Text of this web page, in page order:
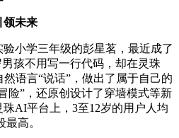
领未来
学三年级的彭星茗，最近成了
孩不用写一行代码，却在灵珠
语言“说话”，做出了属于自己的
”，还原创设计了穿墙模式等新
AI平台上，3至12岁的用户人均
高。